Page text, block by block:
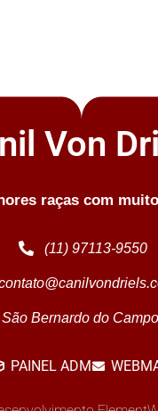
Von
raças com
(11) 97113-9550
São Bernardo do
PAINEL ADM